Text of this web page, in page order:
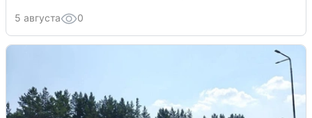
5 августа 0